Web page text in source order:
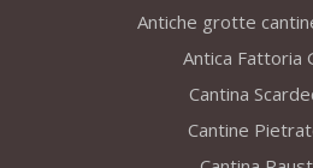
Antiche grotte
Antica Fattoria
Cantina
Cantine